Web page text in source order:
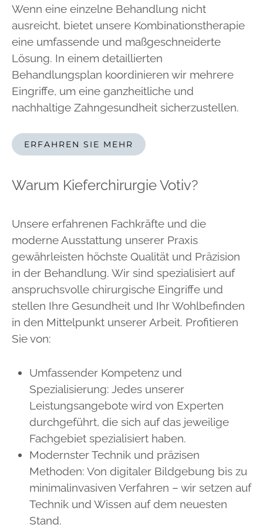
Wenn eine einzelne Behandlung nicht
ausreicht, bietet unsere Kombinationstherapie
eine umfassende und maßgeschneiderte
Lösung. In einem detaillierten
Behandlungsplan koordinieren wir mehrere
Eingriffe, um eine ganzheitliche und
nachhaltige Zahngesundheit sicherzustellen.
ERFAHREN SIE MEHR
Warum Kieferchirurgie Votiv?
Unsere erfahrenen Fachkräfte und die
moderne Ausstattung unserer Praxis
gewährleisten höchste Qualität und Präzision
in der Behandlung. Wir sind spezialisiert auf
anspruchsvolle chirurgische Eingriffe und
stellen Ihre Gesundheit und Ihr Wohlbefinden
in den Mittelpunkt unserer Arbeit. Profitieren
Sie von:
Umfassender Kompetenz und
Spezialisierung: Jedes unserer
Leistungsangebote wird von Experten
durchgeführt, die sich auf das jeweilige
Fachgebiet spezialisiert haben.
Modernster Technik und präzisen
Methoden: Von digitaler Bildgebung bis zu
minimalinvasiven Verfahren – wir setzen auf
Technik und Wissen auf dem neuesten
Stand.